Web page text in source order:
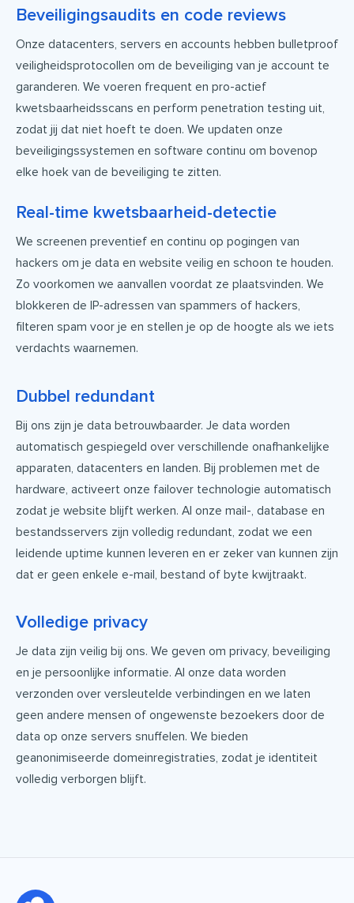
Beveiligingsaudits en code reviews
Onze datacenters, servers en accounts hebben bulletproof
veiligheidsprotocollen om de beveiliging van je account te
garanderen. We voeren frequent en pro-actief
kwetsbaarheidsscans en perform penetration testing uit,
zodat jij dat niet hoeft te doen. We updaten onze
beveiligingssystemen en software continu om bovenop
elke hoek van de beveiliging te zitten.
Real-time kwetsbaarheid-detectie
We screenen preventief en continu op pogingen van
hackers om je data en website veilig en schoon te houden.
Zo voorkomen we aanvallen voordat ze plaatsvinden. We
blokkeren de IP-adressen van spammers of hackers,
filteren spam voor je en stellen je op de hoogte als we iets
verdachts waarnemen.
Dubbel redundant
Bij ons zijn je data betrouwbaarder. Je data worden
automatisch gespiegeld over verschillende onafhankelijke
apparaten, datacenters en landen. Bij problemen met de
hardware, activeert onze failover technologie automatisch
zodat je website blijft werken. Al onze mail-, database en
bestandsservers zijn volledig redundant, zodat we een
leidende uptime kunnen leveren en er zeker van kunnen zijn
dat er geen enkele e-mail, bestand of byte kwijtraakt.
Volledige privacy
Je data zijn veilig bij ons. We geven om privacy, beveiliging
en je persoonlijke informatie. Al onze data worden
verzonden over versleutelde verbindingen en we laten
geen andere mensen of ongewenste bezoekers door de
data op onze servers snuffelen. We bieden
geanonimiseerde domeinregistraties, zodat je identiteit
volledig verborgen blijft.